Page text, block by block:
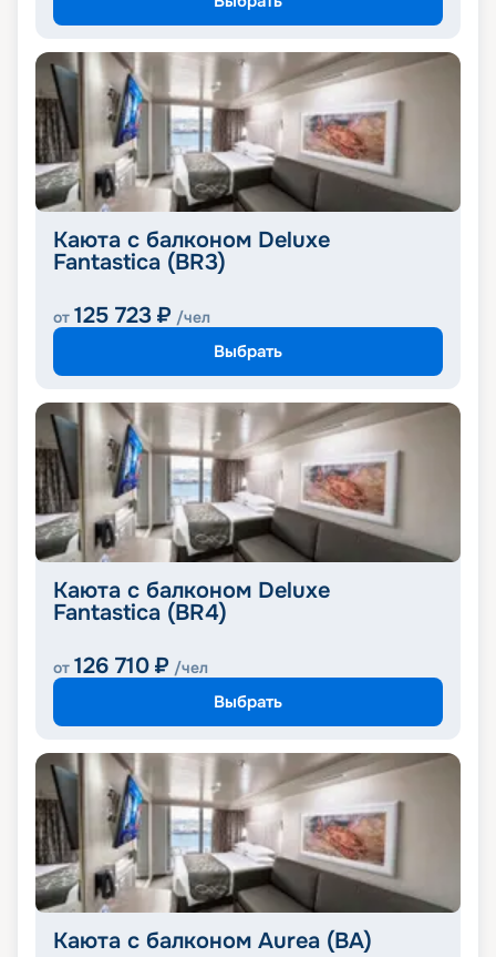
Каюта с балконом Deluxe
Fantastica (BR3)
от 125 723 ₽ /чел
Выбрать
Каюта с балконом Deluxe
Fantastica (BR4)
от 126 710 ₽ /чел
Выбрать
Каюта с балконом Aurea (BA)